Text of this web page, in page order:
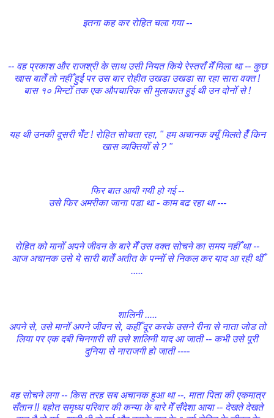
इतना कह कर रोहित चला गया --
-- वह प्रकाश और राजश्री के साथ उसी नियत किये रेस्तराँ मेँ मिला था -- कुछ
खास बातेँ तो नहीँ हुई पर उस बार रोहीत उखडा उखडा सा रहा सारा वक्त !
बास १० मिन्टोँ तक एक औपचारिक सी मुलाकात हुई थी उन दोनोँ से !
यह थी उनकी दूसरी भेँट ! रोहित सोचता रहा, " हम अचानक क्यूँ मिलते हैँ किन
खास व्यक्तियोँ से ? "
फिर बात आयी गयी हो गई --
उसे फिर अमरीका जाना पडा था - काम बढ रहा था ---
रोहित को मानोँ अपने जीवन के बारे मेँ उस वक्त सोचने का समय नहीँ था --
आज अचानक उसे ये सारी बातेँ अतीत के पन्नोँ से निकल कर याद आ रही थीँ
.....
शालिनी .....
अपने से, उसे मानोँ अपने जीवन से, कहीँ दूर करके उसने रीना से नाता जोड तो
लिया पर एक दबी चिनगारी सी उसे शालिनी याद आ जाती -- कभी उसे पूरी
दुनिया से नाराजगी हो जाती ----
वह सोचने लगा -- किस तरह सब अचानक हुआ था --. माता पिता की एकमात्र
सँतान !! बहोत समृध्ध परिवार की कन्या के बारे मेँ सँदेशा आया -- देखते देखते